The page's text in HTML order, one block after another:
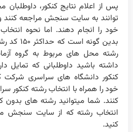
پس از اعلام نتایج کنکور،
توانند به سایت سنجش مراجعه کنند
خود را انجام دهند. اما نحوه
بدین
رشته محل های مربوط به گروه
داشته باشید داوطلبانی که تمایل
کنکور دانشگاه های سراسری شرکت
کنند. شما میتوانید رشته های بدون
انتخاب رشته که از سایت سنجش
کنید.